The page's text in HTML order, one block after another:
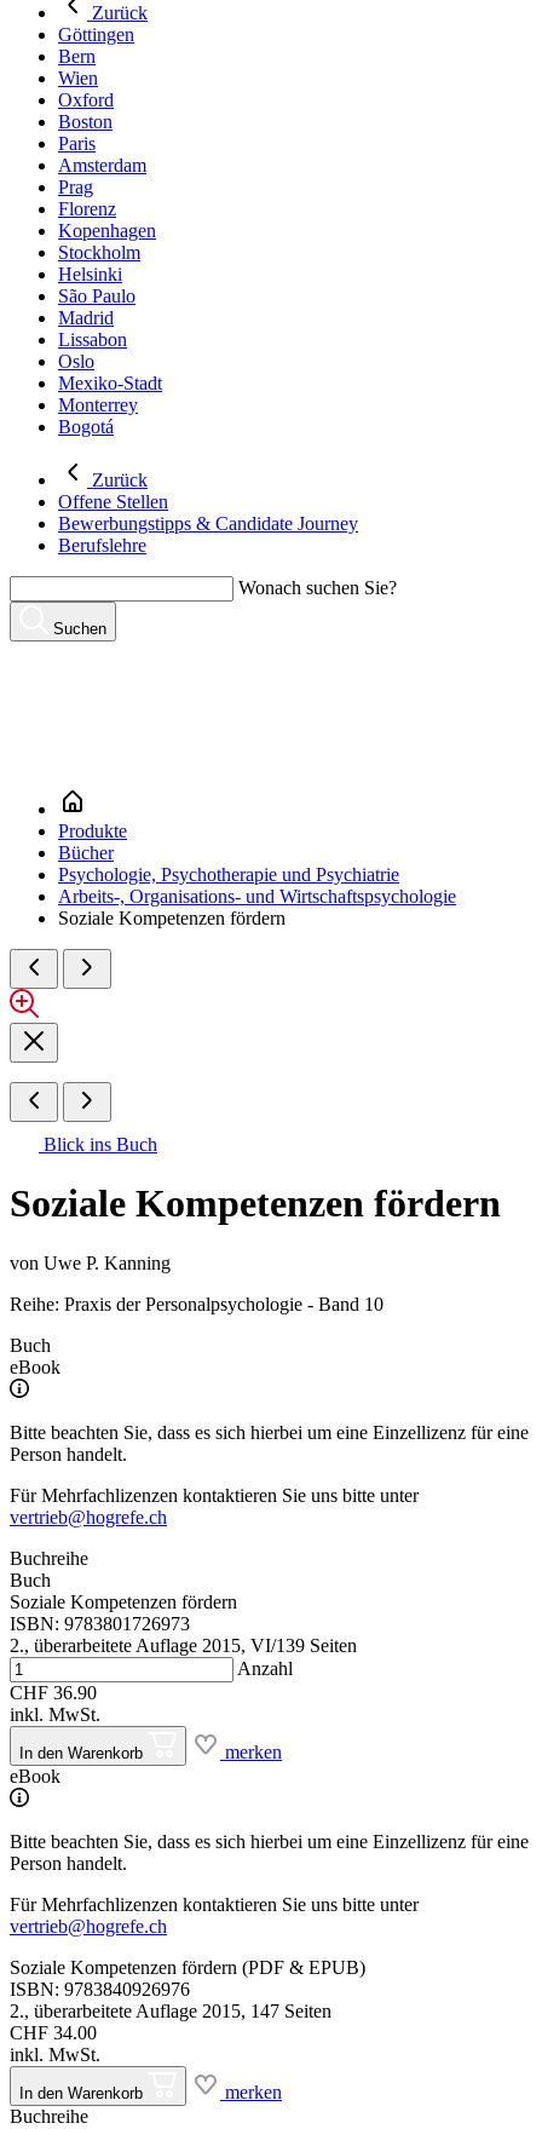
Zurück
Göttingen
Bern
Wien
Oxford
Boston
Paris
Amsterdam
Prag
Florenz
Kopenhagen
Stockholm
Helsinki
São Paulo
Madrid
Lissabon
Oslo
Mexiko-Stadt
Monterrey
Bogotá
Zurück
Offene Stellen
Bewerbungstipps & Candidate Journey
Berufslehre
Wonach suchen Sie?
Suchen
Produkte
Bücher
Psychologie, Psychotherapie und Psychiatrie
Arbeits-, Organisations- und Wirtschaftspsychologie
Soziale Kompetenzen fördern
Blick ins Buch
Soziale Kompetenzen fördern
von Uwe P. Kanning
Reihe: Praxis der Personalpsychologie - Band 10
Buch
eBook
Bitte beachten Sie, dass es sich hierbei um eine Einzellizenz für eine
Person handelt.
Für Mehrfachlizenzen kontaktieren Sie uns bitte unter
vertrieb@hogrefe.ch
Buchreihe
Buch
Soziale Kompetenzen fördern
ISBN: 9783801726973
2., überarbeitete Auflage 2015, VI/139 Seiten
Anzahl
CHF 36.90
inkl. MwSt.
In den Warenkorb
merken
eBook
Bitte beachten Sie, dass es sich hierbei um eine Einzellizenz für eine
Person handelt.
Für Mehrfachlizenzen kontaktieren Sie uns bitte unter
vertrieb@hogrefe.ch
Soziale Kompetenzen fördern (PDF & EPUB)
ISBN: 9783840926976
2., überarbeitete Auflage 2015, 147 Seiten
CHF 34.00
inkl. MwSt.
In den Warenkorb
merken
Buchreihe